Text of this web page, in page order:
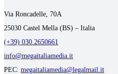
Via Roncadelle, 70A
25030 Castel Mella (BS) – Italia
(+39) 030.2650661
info@megaitaliamedia.it
PEC: megaitaliamedia@legalmail.it